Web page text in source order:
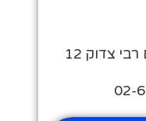
צדוק 12